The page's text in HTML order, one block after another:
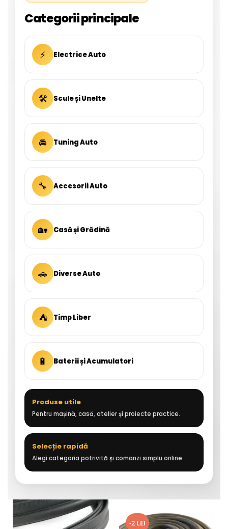
Categorii principale
⚡ Electrice Auto
🛠 Scule și Unelte
🚘 Tuning Auto
🔧 Accesorii Auto
🏡 Casă și Grădină
🚗 Diverse Auto
⛺ Timp Liber
🔋 Baterii și Acumulatori
Produse utile
Pentru mașină, casă, atelier și proiecte practice.
Selecție rapidă
Alegi categoria potrivită și comanzi simplu online.
-2 LEI